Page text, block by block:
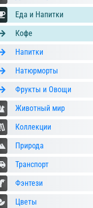
Еда и Напитки
Кофе
Напитки
Натюрморты
Фрукты и Овощи
Животный мир
Коллекции
Природа
Транспорт
Фэнтези
Цветы